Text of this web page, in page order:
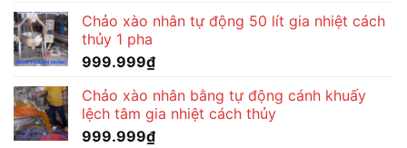
Chảo xào nhân tự động 50 lít gia nhiệt cách
thủy 1 pha
999.999₫
Chảo xào nhân bằng tự động cánh khuấy
lệch tâm gia nhiệt cách thủy
999.999₫